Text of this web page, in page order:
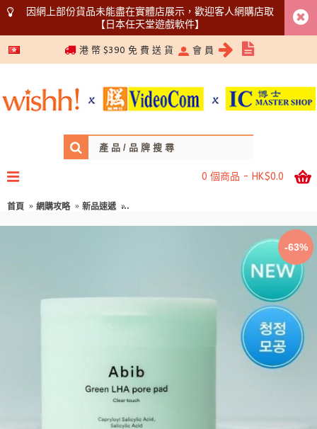
因網上部份貨品未能盡在實體店展示，歡迎客人網購店取
【日本任天堂遊戲軟件】
5366 1340
港 幣 $390 免 費 送 貨 會 員
0 個商品 - HK$0.0
首頁 網購攻略 新品速遞 ABIB 阿彼芙 毛孔防粉刺暗粒角質護理爽膚棉片
-63%